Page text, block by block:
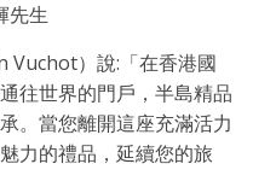
先生
Vuchot）說:「在香港國
往世界的門戶，半島精品
。當您離開這座充滿活力
力的禮品，延續您的旅